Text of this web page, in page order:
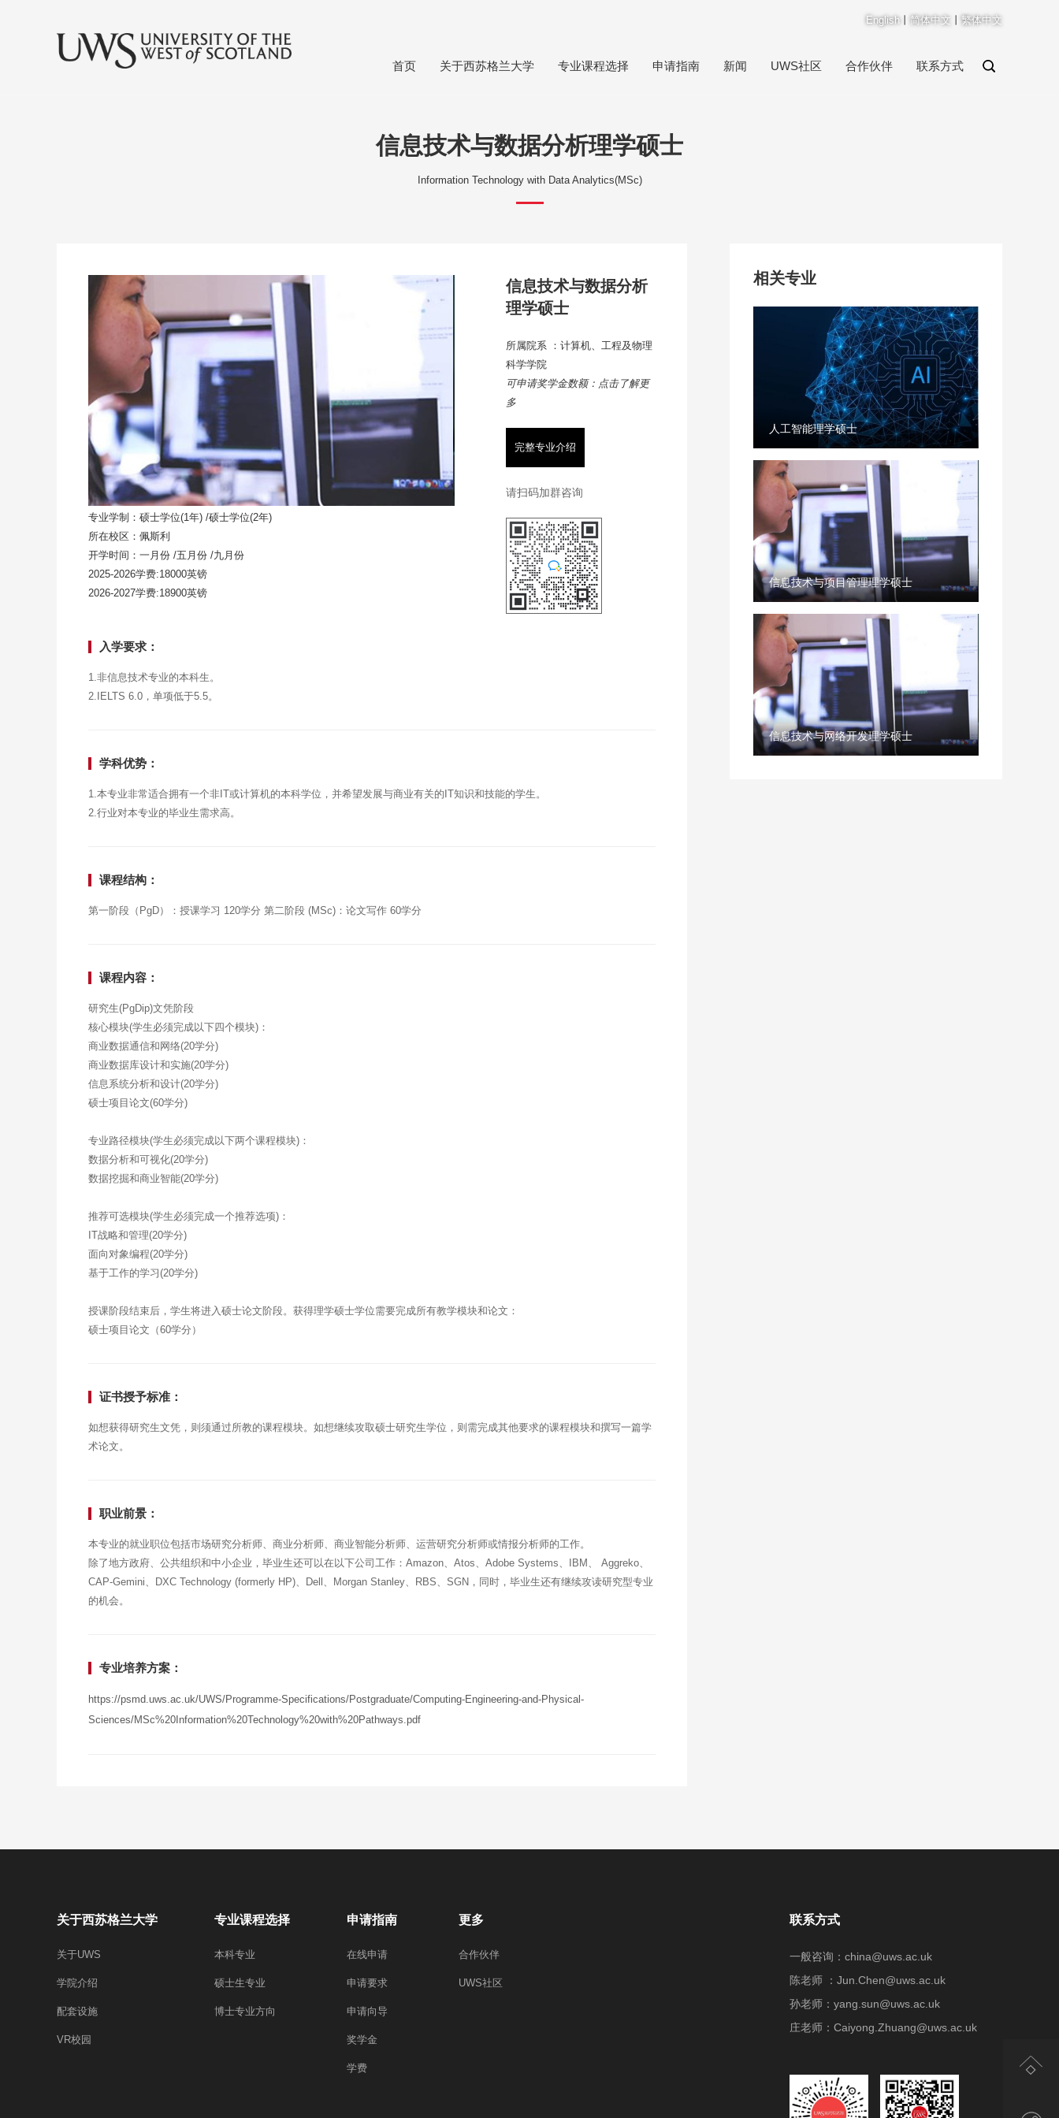
English 简体中文 繁体中文
首页 关于西苏格兰大学 专业课程选择 申请指南 新闻 UWS社区 合作伙伴 联系方式
信息技术与数据分析理学硕士
Information Technology with Data Analytics(MSc)
专业学制：硕士学位(1年) /硕士学位(2年)
所在校区：佩斯利
开学时间：一月份 /五月份 /九月份
2025-2026学费:18000英镑
2026-2027学费:18900英镑
信息技术与数据分析
理学硕士
所属院系 ：计算机、工程及物理
科学学院
可申请奖学金数额：点击了解更
多
完整专业介绍
请扫码加群咨询
入学要求：
1.非信息技术专业的本科生。
2.IELTS 6.0，单项低于5.5。
学科优势：
1.本专业非常适合拥有一个非IT或计算机的本科学位，并希望发展与商业有关的IT知识和技能的学生。
2.行业对本专业的毕业生需求高。
课程结构：
第一阶段（PgD）：授课学习 120学分 第二阶段 (MSc)：论文写作 60学分
课程内容：
研究生(PgDip)文凭阶段
核心模块(学生必须完成以下四个模块)：
商业数据通信和网络(20学分)
商业数据库设计和实施(20学分)
信息系统分析和设计(20学分)
硕士项目论文(60学分)
专业路径模块(学生必须完成以下两个课程模块)：
数据分析和可视化(20学分)
数据挖掘和商业智能(20学分)
推荐可选模块(学生必须完成一个推荐选项)：
IT战略和管理(20学分)
面向对象编程(20学分)
基于工作的学习(20学分)
授课阶段结束后，学生将进入硕士论文阶段。获得理学硕士学位需要完成所有教学模块和论文：
硕士项目论文（60学分）
证书授予标准：
如想获得研究生文凭，则须通过所教的课程模块。如想继续攻取硕士研究生学位，则需完成其他要求的课程模块和撰写一篇学
术论文。
职业前景：
本专业的就业职位包括市场研究分析师、商业分析师、商业智能分析师、运营研究分析师或情报分析师的工作。
除了地方政府、公共组织和中小企业，毕业生还可以在以下公司工作：Amazon、Atos、Adobe Systems、IBM、 Aggreko、
CAP-Gemini、DXC Technology (formerly HP)、Dell、Morgan Stanley、RBS、SGN，同时，毕业生还有继续攻读研究型专业
的机会。
专业培养方案：
https://psmd.uws.ac.uk/UWS/Programme-Specifications/Postgraduate/Computing-Engineering-and-Physical-
Sciences/MSc%20Information%20Technology%20with%20Pathways.pdf
相关专业
人工智能理学硕士
信息技术与项目管理理学硕士
信息技术与网络开发理学硕士
关于西苏格兰大学
关于UWS
学院介绍
配套设施
VR校园
专业课程选择
本科专业
硕士生专业
博士专业方向
申请指南
在线申请
申请要求
申请向导
奖学金
学费
更多
合作伙伴
UWS社区
联系方式
一般咨询：china@uws.ac.uk
陈老师 ：Jun.Chen@uws.ac.uk
孙老师：yang.sun@uws.ac.uk
庄老师：Caiyong.Zhuang@uws.ac.uk